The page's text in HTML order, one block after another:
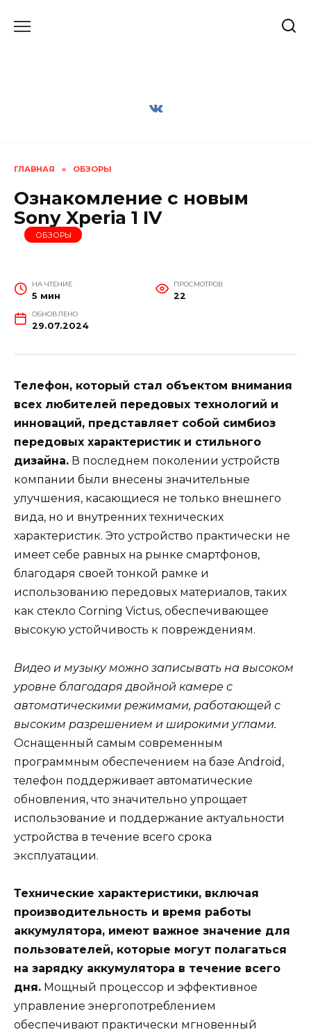
ГЛАВНАЯ » ОБЗОРЫ
Ознакомление с новым
Sony Xperia 1 IV
ОБЗОРЫ
НА ЧТЕНИЕ
5 мин
ПРОСМОТРОВ
22
ОБНОВЛЕНО
29.07.2024
Телефон, который стал объектом внимания
всех любителей передовых технологий и
инноваций, представляет собой симбиоз
передовых характеристик и стильного
дизайна. В последнем поколении устройств
компании были внесены значительные
улучшения, касающиеся не только внешнего
вида, но и внутренних технических
характеристик. Это устройство практически не
имеет себе равных на рынке смартфонов,
благодаря своей тонкой рамке и
использованию передовых материалов, таких
как стекло Corning Victus, обеспечивающее
высокую устойчивость к повреждениям.
Видео и музыку можно записывать на высоком
уровне благодаря двойной камере с
автоматическими режимами, работающей с
высоким разрешением и широкими углами.
Оснащенный самым современным
программным обеспечением на базе Android,
телефон поддерживает автоматические
обновления, что значительно упрощает
использование и поддержание актуальности
устройства в течение всего срока
эксплуатации.
Технические характеристики, включая
производительность и время работы
аккумулятора, имеют важное значение для
пользователей, которые могут полагаться
на зарядку аккумулятора в течение всего
дня. Мощный процессор и эффективное
управление энергопотреблением
обеспечивают практически мгновенный